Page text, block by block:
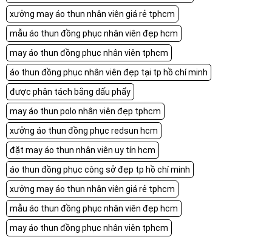
xưởng may áo thun nhân viên giá rẻ tphcm
mẫu áo thun đồng phục nhân viên đẹp hcm
may áo thun đồng phục nhân viên tphcm
áo thun đồng phục nhân viên đẹp tại tp hồ chí minh
được phân tách bằng dấu phẩy
may áo thun polo nhân viên đẹp tphcm
xưởng áo thun đồng phục redsun hcm
đặt may áo thun nhân viên uy tín hcm
áo thun đồng phục công sở đẹp tp hồ chí minh
xưởng may áo thun nhân viên giá rẻ tphcm
mẫu áo thun đồng phục nhân viên đẹp hcm
may áo thun đồng phục nhân viên tphcm